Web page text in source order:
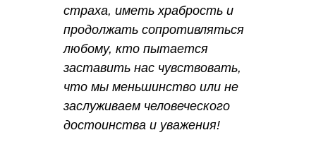
страха, иметь храбрость и
продолжать сопротивляться
любому, кто пытается
заставить нас чувствовать,
что мы меньшинство или не
заслуживаем человеческого
достоинства и уважения!